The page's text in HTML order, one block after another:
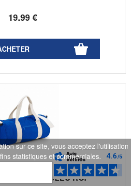
19.99€
TOILE - 20 L - VARSITY
- BG140 - BLEU ROI
sur ce site, vous acceptez l'utilisation
statistiques et commerciales.